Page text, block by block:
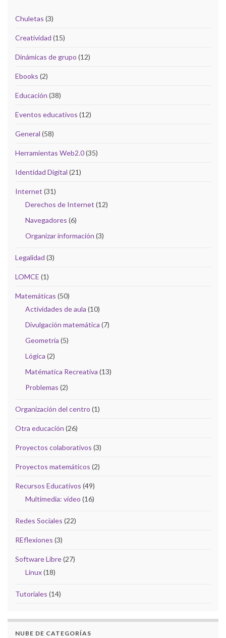
Chuletas (3)
Creatividad (15)
Dinámicas de grupo (12)
Ebooks (2)
Educación (38)
Eventos educativos (12)
General (58)
Herramientas Web2.0(35)
Identidad Digital (21)
Internet (31)
Derechos de Internet (12)
Navegadores (6)
Organizar información (3)
Legalidad (3)
LOMCE (1)
Matemáticas (50)
Actividades de aula (10)
Divulgación matemática (7)
Geometría (5)
Lógica (2)
Matématica Recreativa (13)
Problemas (2)
Organización del centro (1)
Otra educación (26)
Proyectos colaborativos (3)
Proyectos matemáticos (2)
Recursos Educativos (49)
Multimedia: vídeo (16)
Redes Sociales (22)
REflexiones (3)
Software Libre(27)
Linux(18)
Tutoriales (14)
NUBE DE CATEGORÍAS